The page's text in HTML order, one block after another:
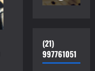
(21)
997761051